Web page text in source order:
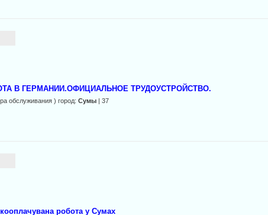
В ГЕРМАНИИ.ОФИЦИАЛЬНОЕ ТРУДОУСТРОЙСТВО.
обслуживания ) город:Сумы | 37
робота у Сумах